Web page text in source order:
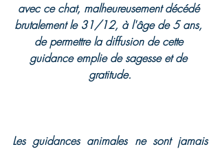
avec ce chat, malheureusement décédé
brutalement le 31/12, à l'âge de 5 ans,
de permettre la diffusion de cette
guidance emplie de sagesse et de
gratitude.
Les guidances animales ne sont jamais